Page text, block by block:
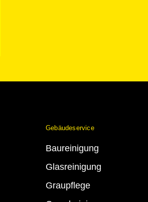
Gebäudeservice
Baureinigung
Glasreinigung
Graupflege